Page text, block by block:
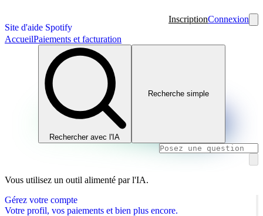
Site d'aide Spotify
InscriptionConnexion
AccueilPaiements et facturation
Rechercher avec l'IA
Recherche simple
Vous utilisez un outil alimenté par l'IA.
Gérez votre compte
Votre profil, vos paiements et bien plus encore.